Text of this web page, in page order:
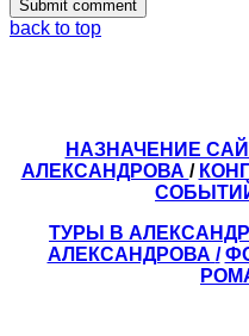
back to top
НАЗНАЧЕНИЕ
АЛЕКСАНДРОВА /
ТУРЫ В
АЛЕКСАНДРОВА /